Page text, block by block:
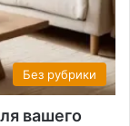
Без рубрики
вашего